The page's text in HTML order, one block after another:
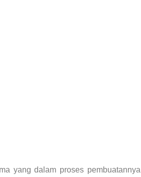
yang dalam proses pembuatannya